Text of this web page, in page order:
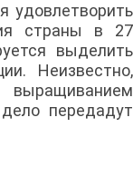
удовлетворить
страны в 27
выделить
Неизвестно,
передадут